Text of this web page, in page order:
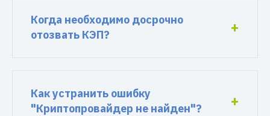
Когда необходимо досрочно
отозвать КЭП?
Как устранить ошибку
"Криптопровайдер не найден"?